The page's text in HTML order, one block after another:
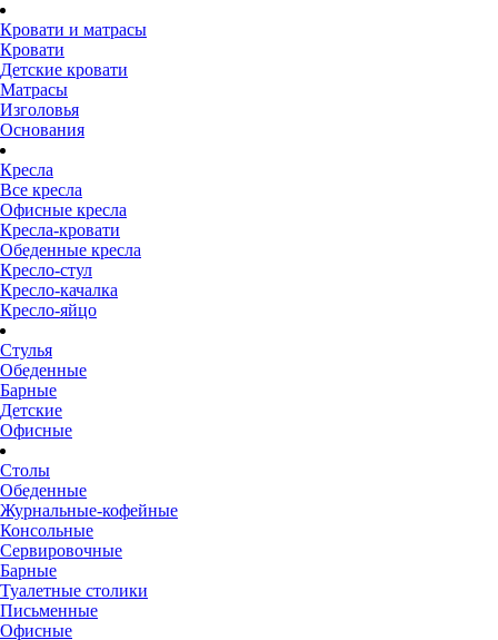
Кровати и матрасы
Кровати
Детские кровати
Матрасы
Изголовья
Основания
Кресла
Все кресла
Офисные кресла
Кресла-кровати
Обеденные кресла
Кресло-стул
Кресло-качалка
Кресло-яйцо
Стулья
Обеденные
Барные
Детские
Офисные
Столы
Обеденные
Журнальные-кофейные
Консольные
Сервировочные
Барные
Туалетные столики
Письменные
Офисные